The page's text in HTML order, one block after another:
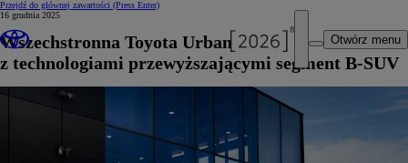
Przejdź do głównej zawartości (Press Enter)
Otwórz menu
16 grudnia 2025
Wszechstronna Toyota Urban Cruiser
z technologiami przewyższającymi segment B-SUV